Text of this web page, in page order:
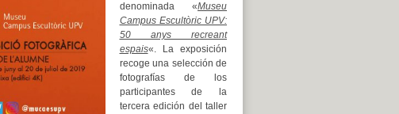
denominada «Museu
Campus Escultòric UPV:
50 anys recreant
espais«. La exposición
recoge una selección de
fotografías de los
participantes de la
tercera edición del taller